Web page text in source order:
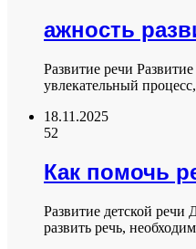
ажность
Развитие речи
увлекательный
18.11.2025
52
Как помочь
Развитие детской речи
развить речь,